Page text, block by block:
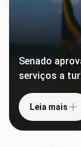
Senado
serviços a
Leia mais